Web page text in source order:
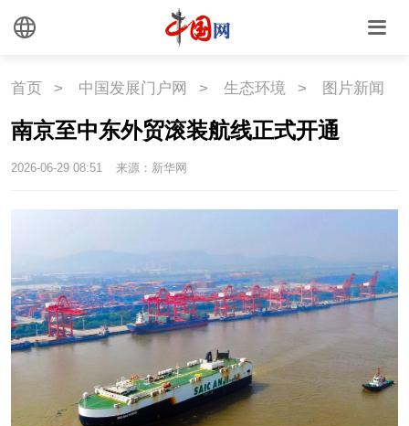
国情
国情 助残 一带一路
海洋
首页 > 中国发展门户网 > 生态环境 > 图片新闻
南京至中东外贸滚装航线正式开通
2026-06-29 08:51 来源：新华网